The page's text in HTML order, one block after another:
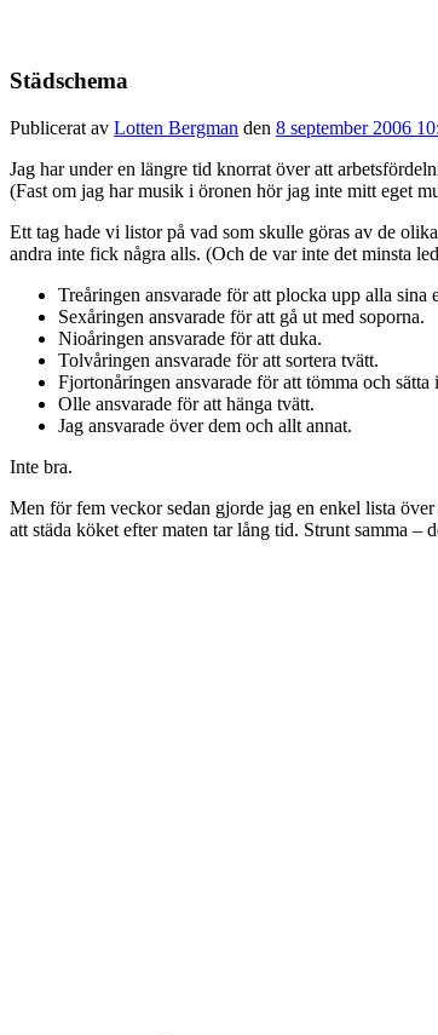
Städschema
Publicerat av Lotten Bergman den 8 september 2006
Jag har under en längre tid knorrat över att
(Fast om jag har musik i öronen hör jag inte mitt eget
Ett tag hade vi listor på vad som skulle göras av de
andra inte fick några alls. (Och de var inte det minsta
Treåringen ansvarade för att plocka upp alla sina
Sexåringen ansvarade för att gå ut med soporna.
Nioåringen ansvarade för att duka.
Tolvåringen ansvarade för att sortera tvätt.
Fjortonåringen ansvarade för att tömma och
Olle ansvarade för att hänga tvätt.
Jag ansvarade över dem och allt annat.
Inte bra.
Men för fem veckor sedan gjorde jag en enkel lista
att städa köket efter maten tar lång tid. Strunt samma –